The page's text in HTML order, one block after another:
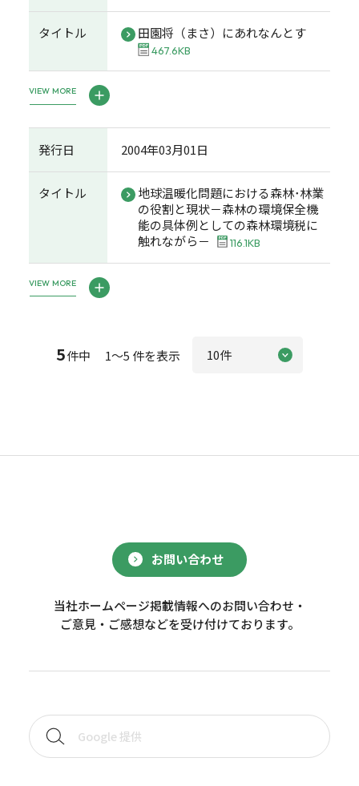
タイトル 田園将（まさ）にあれなんとす
467.6KB
VIEW MORE
発行日 2004年03月01日
タイトル
地球温暖化問題における森林･林業
の役割と現状－森林の環境保全機
能の具体例としての森林環境税に
触れながら－
116.1KB
VIEW MORE
5件中 1～5 件を表示
お問い合わせ
当社ホームページ掲載情報へのお問い合わせ・
ご意見・ご感想などを受け付けております。